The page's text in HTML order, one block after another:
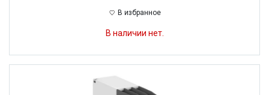
В избранное
В наличии нет.